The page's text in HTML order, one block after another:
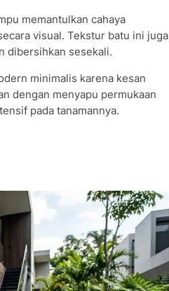
memantulkan cahaya
visual. Tekstur batu ini juga
dibersihkan sesekali.
minimalis karena kesan
dengan menyapu permukaan
pada tanamannya.